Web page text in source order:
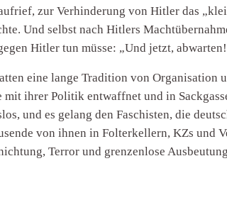
zur Verhinderung von Hitler das
Und selbst nach Hitlers
Hitler tun müsse: „Und jetzt,
eine lange Tradition von Organisation
ihrer Politik entwaffnet und in
und es gelang den Faschisten, die
von ihnen in Folterkellern, KZs und
Terror und grenzenlose